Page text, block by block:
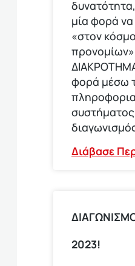
μία φορά
«στον
προνομίων»
φορά μέσω
Διάβασε
2023!